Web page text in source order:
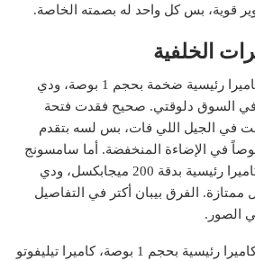
قوية، بس كل واحد له بصمته الخاصة.
الخلفية
شاومي 15T برو بيجي بكاميرا رئيسية ضخمة بحجم 1 بوصة، ودي
السوق دلوقتي. صحيح فقدت فتحة
في الجيل اللي فات، بس لسه بتقدم
في الإضاءة المنخفضة. أما سامسونج
S25 ألترا، فبيعتمد على كاميرا رئيسية بدقة 200 ميجابكسل، ودي
الفرق بيبان أكتر في التفاصيل
الصور.
كاميرا رئيسية بحجم 1 بوصة، كاميرا تيليفوتو